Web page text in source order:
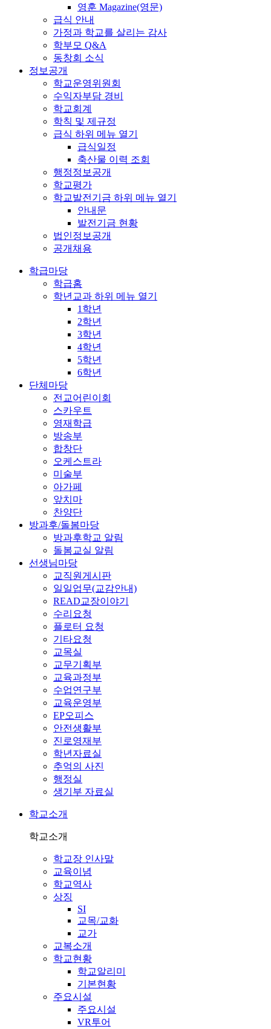
영훈 Magazine(영문)
급식 안내
가정과 학교를 살리는 감사
학부모 Q&A
동창회 소식
정보공개
학교운영위원회
수익자부담 경비
학교회계
학칙 및 제규정
급식 하위 메뉴 열기
급식일정
축산물 이력 조회
행정정보공개
학교평가
학교발전기금 하위 메뉴 열기
안내문
발전기금 현황
법인정보공개
공개채용
학급마당
학급홈
학년교과 하위 메뉴 열기
1학년
2학년
3학년
4학년
5학년
6학년
단체마당
전교어린이회
스카우트
영재학급
방송부
합창단
오케스트라
미술부
아가페
앞치마
찬양단
방과후/돌봄마당
방과후학교 알림
돌봄교실 알림
선생님마당
교직원게시판
일일업무(교감안내)
READ교장이야기
수리요청
플로터 요청
기타요청
교목실
교무기획부
교육과정부
수업연구부
교육운영부
EP오피스
안전생활부
진로영재부
학년자료실
추억의 사진
행정실
생기부 자료실
학교소개
학교소개
학교장 인사말
교육이념
학교역사
상징
SI
교목/교화
교가
교복소개
학교현황
학교알리미
기본현황
주요시설
주요시설
VR투어